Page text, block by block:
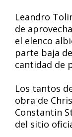
Leandro
de
el elenco
parte baja
cantidad de
Los tantos
obra de
Constantin
del sitio